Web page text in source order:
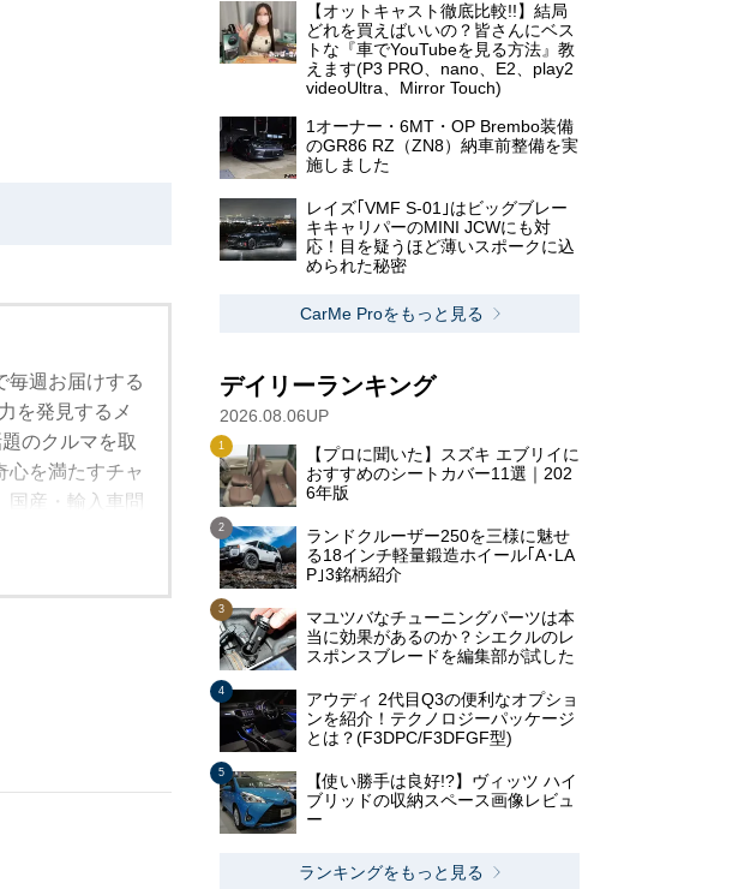
毎週お届けする
を発見するメ
のクルマを取
心を満たすチャ
国産・輸入車問
ひチャンネル
【オットキャスト徹底比較!!】結局
どれを買えばいいの？皆さんにベス
トな『車でYouTubeを見る方法』教
えます(P3 PRO、nano、E2、play2
videoUltra、Mirror Touch)
1オーナー・6MT・OP Brembo装備
のGR86 RZ（ZN8）納車前整備を実
施しました
レイズ｢VMF S-01｣はビッグブレー
キキャリパーのMINI JCWにも対
応！目を疑うほど薄いスポークに込
められた秘密
CarMe Proをもっと見る
デイリーランキング
2026.08.06UP
【プロに聞いた】スズキ エブリイに
おすすめのシートカバー11選｜202
6年版
ランドクルーザー250を三様に魅せ
る18インチ軽量鍛造ホイール｢A･LA
P｣3銘柄紹介
マユツバなチューニングパーツは本
当に効果があるのか？シエクルのレ
スポンスブレードを編集部が試した
アウディ 2代目Q3の便利なオプショ
ンを紹介！テクノロジーパッケージ
とは？(F3DPC/F3DFGF型)
【使い勝手は良好!?】ヴィッツ ハイ
ブリッドの収納スペース画像レビュ
ー
ランキングをもっと見る